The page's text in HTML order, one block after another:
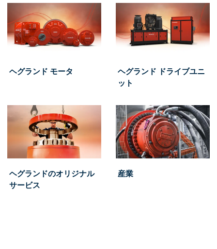
ヘグランド モータ
ヘグランド ドライブユニ
ット
ヘグランドのオリジナル
サービス
産業